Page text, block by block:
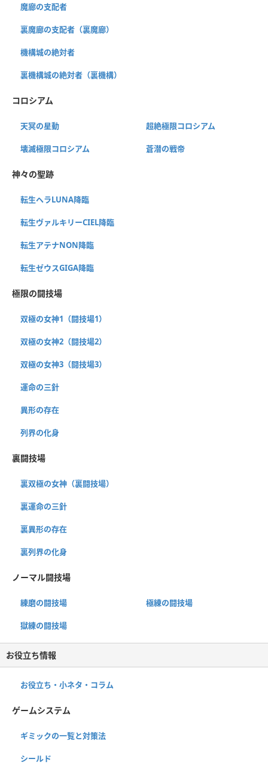
魔廊の支配者
裏魔廊の支配者（裏魔廊）
機構城の絶対者
裏機構城の絶対者（裏機構）
コロシアム
天冥の星動 超絶極限コロシアム
壊滅極限コロシアム 蒼潜の戦帝
神々の聖跡
転生ヘラLUNA降臨
転生ヴァルキリーCIEL降臨
転生アテナNON降臨
転生ゼウスGIGA降臨
極限の闘技場
双極の女神1（闘技場1）
双極の女神2（闘技場2）
双極の女神3（闘技場3）
運命の三針
異形の存在
列界の化身
裏闘技場
裏双極の女神（裏闘技場）
裏運命の三針
裏異形の存在
裏列界の化身
ノーマル闘技場
練磨の闘技場 極練の闘技場
獄練の闘技場
お役立ち情報
お役立ち・小ネタ・コラム
ゲームシステム
ギミックの一覧と対策法
シールド